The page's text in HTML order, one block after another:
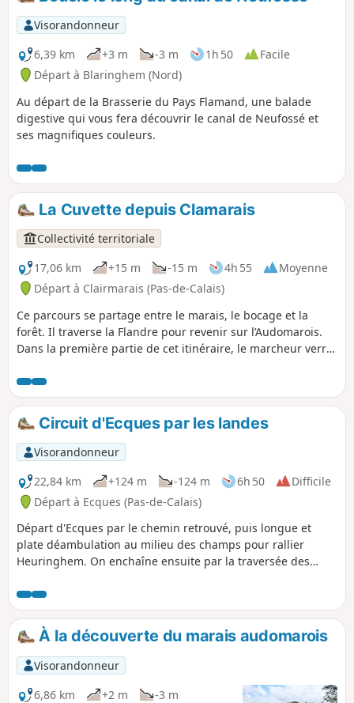
Visorandonneur
6,39 km
+3 m -3 m 1h 50
Facile
Départ à Blaringhem (Nord)
Au départ de la Brasserie du Pays Flamand, une balade
digestive qui vous fera découvrir le canal de Neufossé et
ses magnifiques couleurs.
La Cuvette depuis Clamarais
Collectivité territoriale
17,06 km
+15 m -15 m 4h 55
Moyenne
Départ à Clairmarais (Pas-de-Calais)
Ce parcours se partage entre le marais, le bocage et la
forêt. Il traverse la Flandre pour revenir sur l’Audomarois.
Dans la première partie de cet itinéraire, le marcheur verra
balisé de la Communauté d'Agglomération du Pays de
Saint-Omer.
Circuit d'Ecques par les landes
Visorandonneur
22,84 km
+124 m -124 m 6h 50
Difficile
Départ à Ecques (Pas-de-Calais)
Départ d'Ecques par le chemin retrouvé, puis longue et
plate déambulation au milieu des champs pour rallier
Heuringhem. On enchaîne ensuite par la traversée des
avant de rejoindre Quiestède, en passant par les Bruyères.
Retour par le Bois d'Ecques. C'est relativement plat, mais il y
a quelques zones humides (voire plus, selon le temps). En
période de chasse, éviter le dimanche, certains bois
communaux état loués à des sociétés de chasse ! Parcours
modifié et amélioré en septembre 2024 pour éviter le
parcours sur la D 190.
À la découverte du marais audomarois
Visorandonneur
6,86 km
+2 m
-3 m